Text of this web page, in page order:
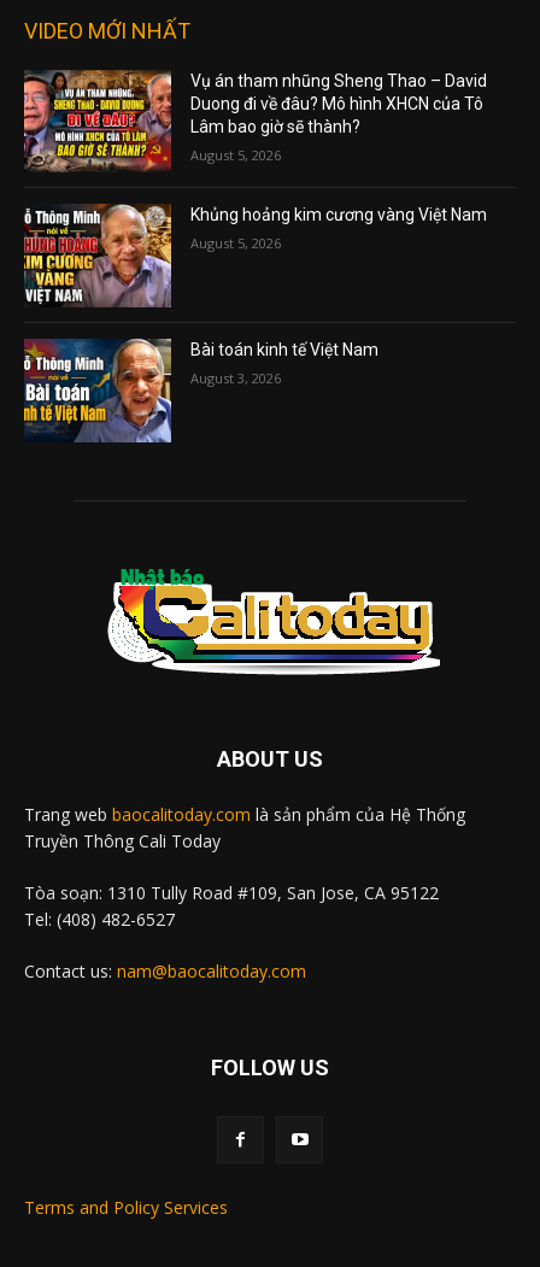
VIDEO MỚI NHẤT
Vụ án tham nhũng Sheng Thao – David
Duong đi về đâu? Mô hình XHCN của Tô
Lâm bao giờ sẽ thành?
August 5, 2026
Khủng hoảng kim cương vàng Việt Nam
August 5, 2026
Bài toán kinh tế Việt Nam
August 3, 2026
ABOUT US
Trang web baocalitoday.com là sản phẩm của Hệ Thống
Truyền Thông Cali Today
Tòa soạn: 1310 Tully Road #109, San Jose, CA 95122
Tel: (408) 482-6527
Contact us: nam@baocalitoday.com
FOLLOW US
Terms and Policy Services